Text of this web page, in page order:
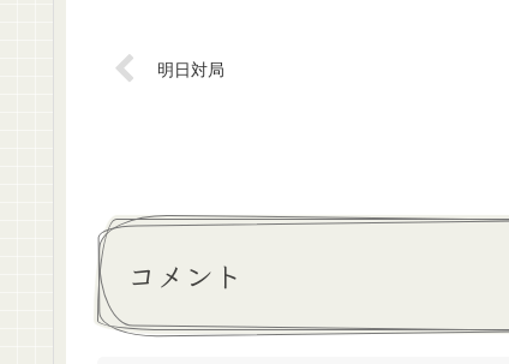
明日対局
コメント